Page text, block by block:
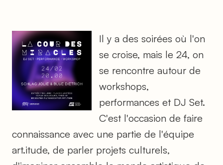
Il y a des soirées où l'on
se croise, mais le 24, on
se rencontre autour de
workshops,
performances et DJ Set.
C'est l'occasion de faire
connaissance avec une partie de l'équipe
art.itude, de parler projets culturels,